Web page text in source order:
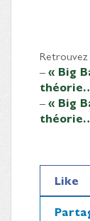
–« Big
–« Big
Like